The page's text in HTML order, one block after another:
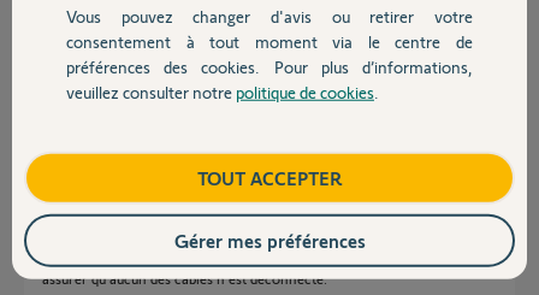
Devis avec un pro
Contact
Lionel A. il y a environ un an
Un clignotement trois fois signale un problème avec les cellules
photoélectriques.
Je vous conseille de vérifier que vos accessoires sont propres et de vous
assurer qu'aucun des câbles n'est déconnecté.
Vous pouvez changer d'avis ou retirer votre
consentement à tout moment via le centre de
préférences des cookies. Pour plus d’informations,
veuillez consulter notre politique de cookies
TOUT ACCEPTER
Gérer mes préférences